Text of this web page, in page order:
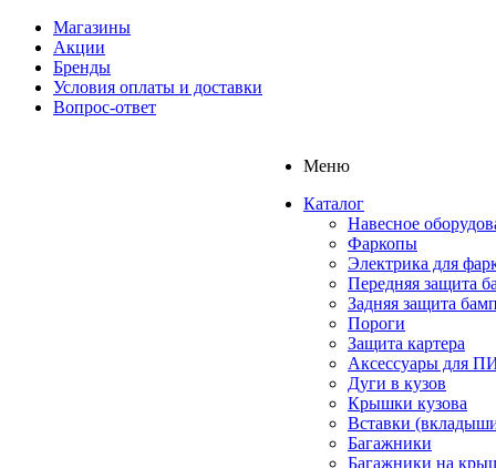
Магазины
Акции
Бренды
Условия оплаты и доставки
Вопрос-ответ
Меню
Каталог
Навесное
Фаркопы
Электрика для
Передняя защита
Задняя защита
Пороги
Защита картера
Аксессуары для
Дуги в кузов
Крышки кузова
Вставки
Багажники
Багажники на